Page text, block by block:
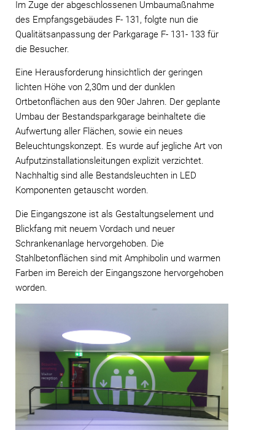
Im Zuge der abgeschlossenen Umbaumaßnahme
des Empfangsgebäudes F- 131, folgte nun die
Qualitätsanpassung der Parkgarage F- 131- 133 für
die Besucher.
Eine Herausforderung hinsichtlich der geringen
lichten Höhe von 2,30m und der dunklen
Ortbetonflächen aus den 90er Jahren. Der geplante
Umbau der Bestandsparkgarage beinhaltete die
Aufwertung aller Flächen, sowie ein neues
Beleuchtungskonzept. Es wurde auf jegliche Art von
Aufputzinstallationsleitungen explizit verzichtet.
Nachhaltig sind alle Bestandsleuchten in LED
Komponenten getauscht worden.
Die Eingangszone ist als Gestaltungselement und
Blickfang mit neuem Vordach und neuer
Schrankenanlage hervorgehoben. Die
Stahlbetonflächen sind mit Amphibolin und warmen
Farben im Bereich der Eingangszone hervorgehoben
worden.